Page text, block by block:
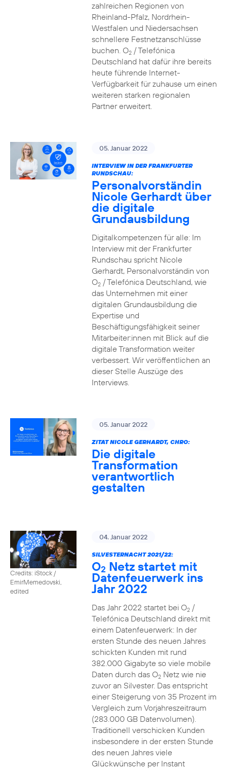
zahlreichen Regionen von
Rheinland-Pfalz, Nordrhein-
Westfalen und Niedersachsen
schnellere Festnetzanschlüsse
buchen. O2/ Telefónica
Deutschland hat dafür ihre bereits
heute führende Internet-
Verfügbarkeit für zuhause um einen
weiteren starken regionalen
Partner erweitert.
05. Januar 2022
INTERVIEW IN DER FRANKFURTER
RUNDSCHAU:
Personalvorständin
Nicole Gerhardt über
die digitale
Grundausbildung
Digitalkompetenzen für alle: Im
Interview mit der Frankfurter
Rundschau spricht Nicole
Gerhardt, Personalvorständin von
O2/ Telefónica Deutschland, wie
das Unternehmen mit einer
digitalen Grundausbildung die
Expertise und
Beschäftigungsfähigkeit seiner
Mitarbeiter:innen mit Blick auf die
digitale Transformation weiter
verbessert. Wir veröffentlichen an
dieser Stelle Auszüge des
Interviews.
05. Januar 2022
ZITAT NICOLE GERHARDT, CHRO:
Die digitale
Transformation
verantwortlich
gestalten
Credits: iStock /
EmirMemedovski,
edited
04. Januar 2022
SILVESTERNACHT 2021/22:
O2 Netz startet mit
Datenfeuerwerk ins
Jahr 2022
Das Jahr 2022 startet bei O2/
Telefónica Deutschland direkt mit
einem Datenfeuerwerk: In der
ersten Stunde des neuen Jahres
schickten Kunden mit rund
382.000 Gigabyte so viele mobile
Daten durch das O2Netz wie nie
zuvor an Silvester. Das entspricht
einer Steigerung von 35 Prozent im
Vergleich zum Vorjahreszeitraum
(283.000 GB Datenvolumen).
Traditionell verschicken Kunden
insbesondere in der ersten Stunde
des neuen Jahres viele
Glückwünsche per Instant